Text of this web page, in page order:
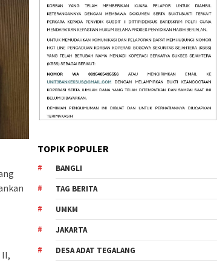
II,
TOPIK POPULER
BANGLI
TAG BERITA
UMKM
JAKARTA
DESA ADAT TEGALANG